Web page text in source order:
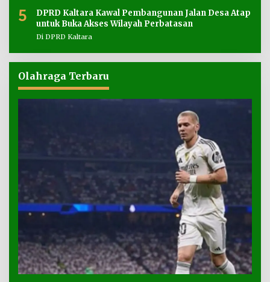
5
DPRD Kaltara Kawal Pembangunan Jalan Desa Atap
untuk Buka Akses Wilayah Perbatasan
Di DPRD Kaltara
Olahraga Terbaru